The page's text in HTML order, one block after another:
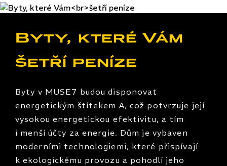
Byty, které Vám
šetří peníze
Byty v MUSE7 budou disponovat
energetickým štítekem A, což potvrzuje její
vysokou energetickou efektivitu, a tím
i menší účty za energie. Dům je vybaven
moderními technologiemi, které přispívají
k ekologickému provozu a pohodlí jeho